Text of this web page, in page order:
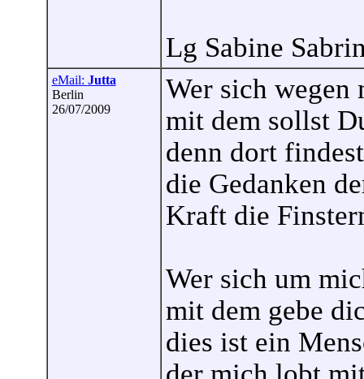
Lg Sabine
eMail: Jutta
Berlin
26/07/2009
Wer sich
mit dem sollst
denn dort
die Gedanken
Kraft die
Wer sich um
mit dem gebe
dies ist ein